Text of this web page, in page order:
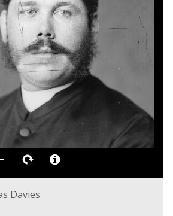
Davies